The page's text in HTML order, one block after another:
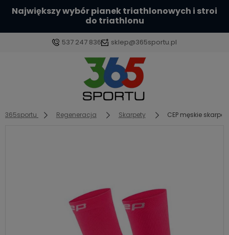
Sprawdź naszą szeroką ofertę kasków
aerodynamicznych
537 247 836 sklep@365sportu.pl
Zaloguj się
Załóż konto
listy z poprzedniej sesji.
365sportu Regeneracja Skarpety CEP męskie